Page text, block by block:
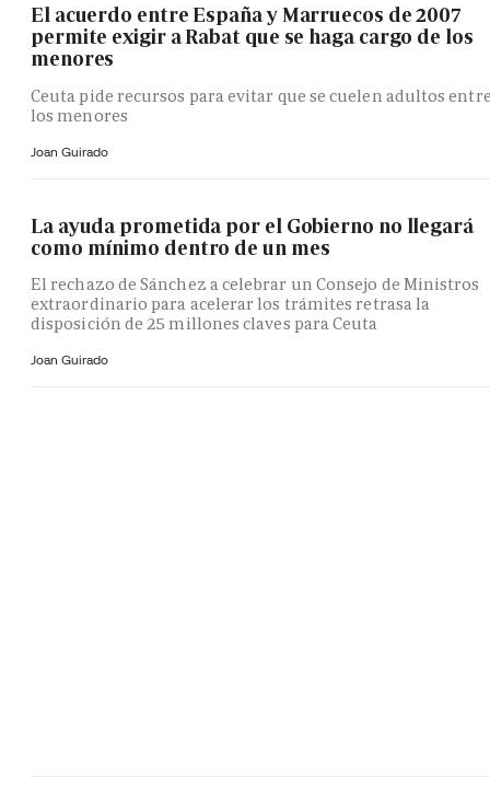
El acuerdo entre España y Marruecos de 2007
permite exigir a Rabat que se haga cargo de los
menores
Ceuta pide recursos para evitar que se cuelen adultos
los menores
Joan Guirado
La ayuda prometida por el Gobierno no llegará
como mínimo dentro de un mes
El rechazo de Sánchez a celebrar un Consejo de Ministros
extraordinario para acelerar los trámites retrasa la
disposición de 25 millones claves para Ceuta
Joan Guirado